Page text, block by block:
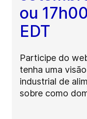
ou
EDT
Participe do
tenha uma
industrial de
sobre como